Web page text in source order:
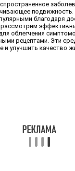
благодаря
рассмотрим
облегчения
рецептами. Эти
и улучшить качество